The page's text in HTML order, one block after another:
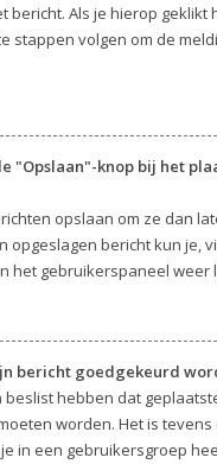
bericht. Als je hierop geklikt
stappen volgen om de
"Opslaan"-knop bij het
opslaan om ze dan
opgeslagen bericht kun je,
het gebruikerspaneel weer
bericht goedgekeurd
hebben dat
worden. Het is tevens
in een gebruikersgroep